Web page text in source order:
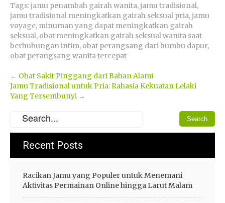
Tags:jamu penambah gairah wanita,jamu tradisional,
jamu tradisional meningkatkan gairah seksual pria,jamu
voyage, minuman yang dapat meningkatkan gairah
seksual, obat meningkatkan gairah seksual wanita saat
berhubungan intim, obat perangsang dari bumbu dapur,
obat perangsang wanita tercepat
Post
navigation
← Obat Sakit Pinggang dari Bahan Alami
Jamu Tradisional untuk Pria: Rahasia Kekuatan Lelaki
Yang Tersembunyi →
Recent Posts
Racikan Jamu yang Populer untuk Menemani
Aktivitas Permainan Online hingga Larut Malam